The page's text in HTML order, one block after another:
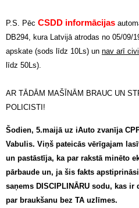
P.S. Pēc CSDD informācijas
DB294, kura Latvijā atrodas no 05/09/
apskate (sods līdz 10Ls) un nav arī
līdz 50Ls).
AR TĀDĀM MAŠĪNĀM BRAUC UN
POLICISTI!
Šodien, 5.maijā uz iAuto zvanīja
Vabulis. Viņš pateicās vērīgajam
un pastāstīja, ka par rakstā minēto
pārbaude un, ja šis fakts
saņems DISCIPLINĀRU sodu, kas
par braukšanu bez TA uzlīmes.